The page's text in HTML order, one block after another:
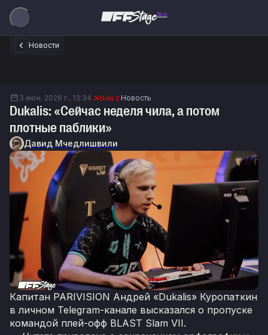
Beta
Новости
3 июн. 2026 г., 13:34 Dota 2 Новость
Dukalis: «Сейчас неделя чила, а потом
плотные паблики»
Давид Мчедлишвили
Капитан PARIVISION Андрей «Dukalis» Куропаткин
в личном Telegram-канале высказался о пропуске
командой плей-офф BLAST Slam VII.